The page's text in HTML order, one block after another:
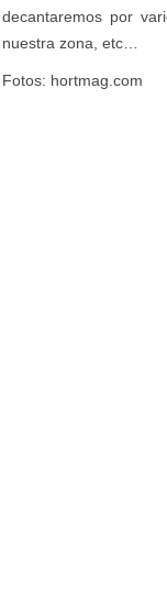
decantaremos por
nuestra zona, etc…
Fotos: hortmag.com